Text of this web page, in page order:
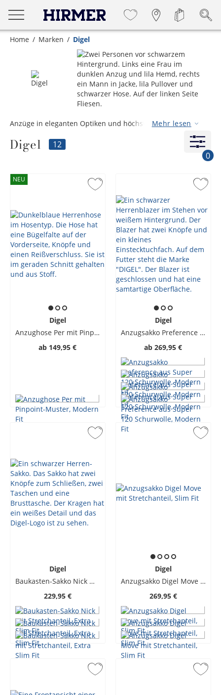
Home Marken Digel
Anzüge in eleganten Optiken und höchstem Tragekomfort.
innovativen Weitblick und kreativen Zeitgeist und steht für
höchste Qualität und Nachhaltigkeit.
Mehr lesen
Digel
12
0
NEU
Digel
Anzughose Per mit Pinpoint-Muster, Modern Fit
ab 149,95 €
Digel
Anzugsakko Preference aus Super 120 Schurwolle, Modern Fit
ab 269,95 €
Digel
Baukasten-Sakko Nick mit Stretchanteil, Extra Slim Fit
229,95 €
Digel
Anzugsakko Digel Move mit Stretchanteil, Slim Fit
269,95 €